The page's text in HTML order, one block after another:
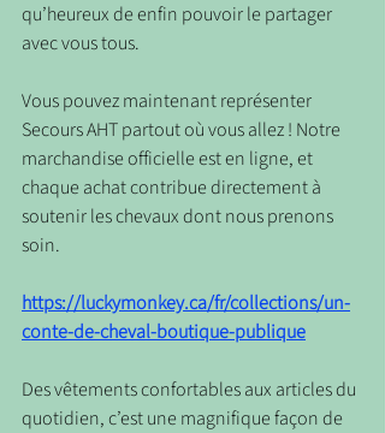
qu’heureux de enfin pouvoir le partager
avec vous tous.
Vous pouvez maintenant représenter
Secours AHT partout où vous allez ! Notre
marchandise officielle est en ligne, et
chaque achat contribue directement à
soutenir les chevaux dont nous prenons
soin.
https://luckymonkey.ca/fr/collections/un-
conte-de-cheval-boutique-publique
Des vêtements confortables aux articles du
quotidien, c’est une magnifique façon de